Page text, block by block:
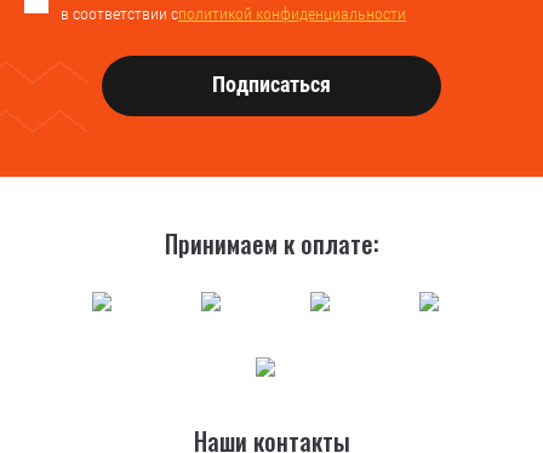
в соответствии сполитикой конфиденциальности
Подписаться
Принимаем к оплате:
Наши контакты